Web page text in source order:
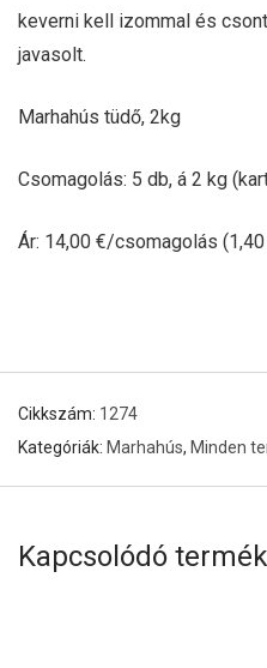
keverni kell izommal és
javasolt.
Marhahús tüdő, 2kg
Csomagolás: 5 db, á 2 kg
Ár: 14,00 €/csomagolás
Cikkszám: 1274
Kategóriák: Marhahús, Minden
Kapcsolódó